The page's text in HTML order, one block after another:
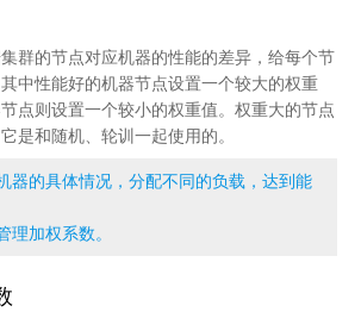
群的节点对应机器的性能的差异，给每个节
中性能好的机器节点设置一个较大的权重
点则设置一个较小的权重值。权重大的节点
是和随机、轮训一起使用的。
器的具体情况，分配不同的负载，达到能
理加权系数。